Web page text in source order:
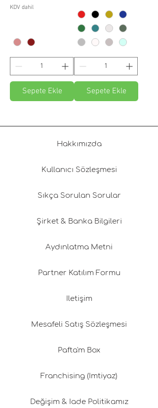
KDV dahil
Sepete Ekle Sepete Ekle
Hakkımızda
Kullanıcı Sözleşmesi
Sıkça Sorulan Sorular
Şirket & Banka Bilgileri
Aydınlatma Metni
Partner Katılım Formu
İletişim
Mesafeli Satış Sözleşmesi
Pafta'm Box
Franchising (İmtiyaz)
Değişim & İade Politikamız